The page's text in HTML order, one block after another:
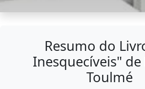
Resumo do
Inesquecíveis" de
Toulmé